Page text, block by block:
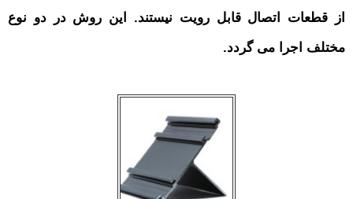
اتصال قابل رویت نیستند.این روش در دو نوع
اجرا می گردد.